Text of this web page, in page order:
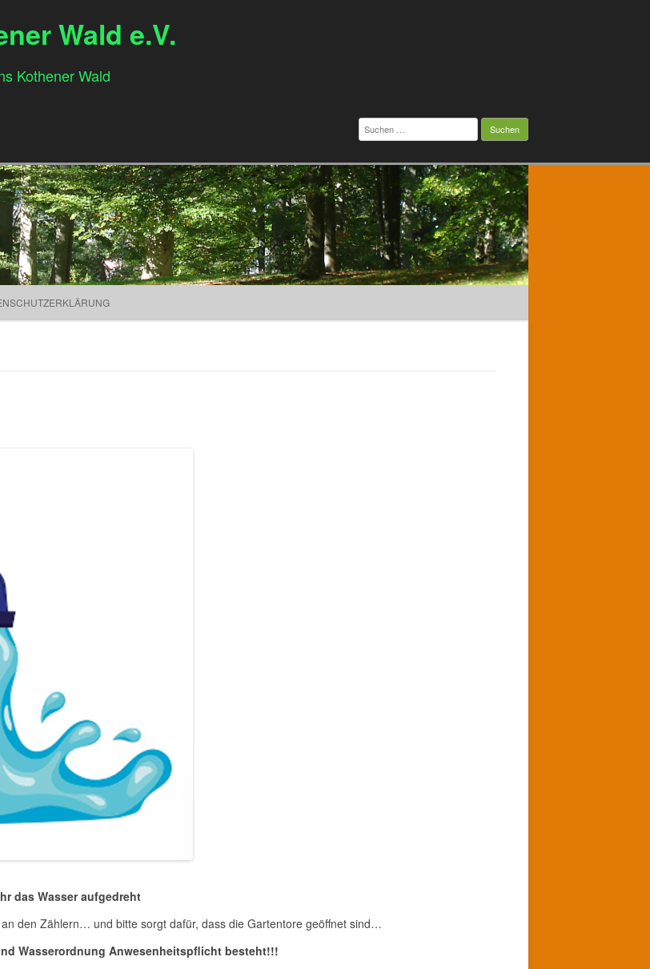
Wald e.V.
Kothener Wald
Suchen
nach:
das Wasser aufgedreht
den Zählern… und bitte sorgt dafür, dass die Gartentore geöffnet sind…
Wasserordnung Anwesenheitspflicht besteht!!!